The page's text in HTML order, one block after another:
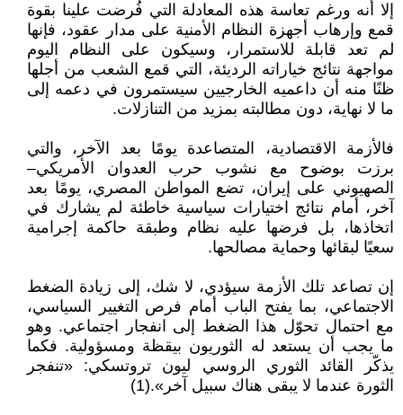
إلا أنه ورغم تعاسة هذه المعادلة التي فُرضت علينا بقوة
قمع وإرهاب أجهزة النظام الأمنية على مدار عقود، فإنها
لم تعد قابلة للاستمرار، وسيكون على النظام اليوم
مواجهة نتائج خياراته الرديئة، التي قمع الشعب من أجلها
ظنًا منه أن داعميه الخارجيين سيستمرون في دعمه إلى
ما لا نهاية، دون مطالبته بمزيد من التنازلات.
فالأزمة الاقتصادية، المتصاعدة يومًا بعد الآخر، والتي
برزت بوضوح مع نشوب حرب العدوان الأمريكي–
الصهيوني على إيران، تضع المواطن المصري، يومًا بعد
آخر، أمام نتائج اختيارات سياسية خاطئة لم يشارك في
اتخاذها، بل فرضها عليه نظام وطبقة حاكمة إجرامية
سعيًا لبقائها وحماية مصالحها.
إن تصاعد تلك الأزمة سيؤدي، لا شك، إلى زيادة الضغط
الاجتماعي، بما يفتح الباب أمام فرص التغيير السياسي،
مع احتمال تحوّل هذا الضغط إلى انفجار اجتماعي. وهو
ما يجب أن يستعد له الثوريون بيقظة ومسؤولية. فكما
يذكّر القائد الثوري الروسي ليون تروتسكي: «تنفجر
الثورة عندما لا يبقى هناك سبيل آخر».(1)